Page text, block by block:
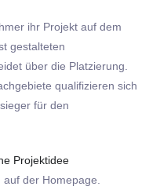
ihr Projekt auf dem
gestalteten
über die Platzierung.
qualifizieren sich
für den
Projektidee
der Homepage.